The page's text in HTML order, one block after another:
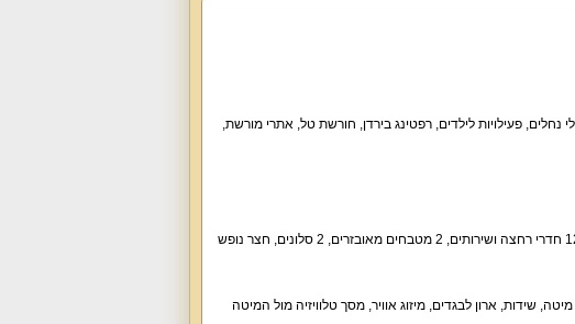
נחלים, פעילויות לילדים, רפטינג בירדן, חורשת טל, אתרי מורשת,
חדרי רחצה ושירותים, 2 מטבחים מאובזרים, 2 סלונים, חצר נופש
מיטה, שידות, ארון לבגדים, מיזוג אוויר, מסך טלוויזיה מול המיטה